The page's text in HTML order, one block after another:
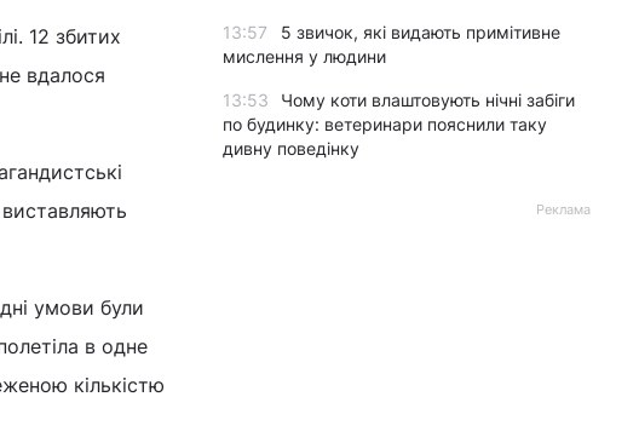
12 збитих
вдалося
умови були
в одне
кількістю
13:57
5 звичок, які видають примітивне
мислення у людини
13:53
Чому коти влаштовують нічні забіги
по будинку: ветеринари пояснили таку
дивну поведінку
Реклама